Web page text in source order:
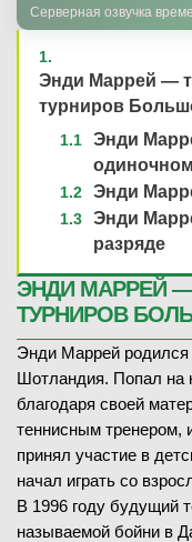
Серверная озвучка
Энди Маррей —
турниров
Энди
Энди
Энди
разряде
ЭНДИ МАРРЕЙ
ТУРНИРОВ
Энди Маррей родился
Шотландия. Попал на
благодаря своей
теннисным тренером,
принял участие в
начал играть со
В 1996 году будущий
называемой бойни в